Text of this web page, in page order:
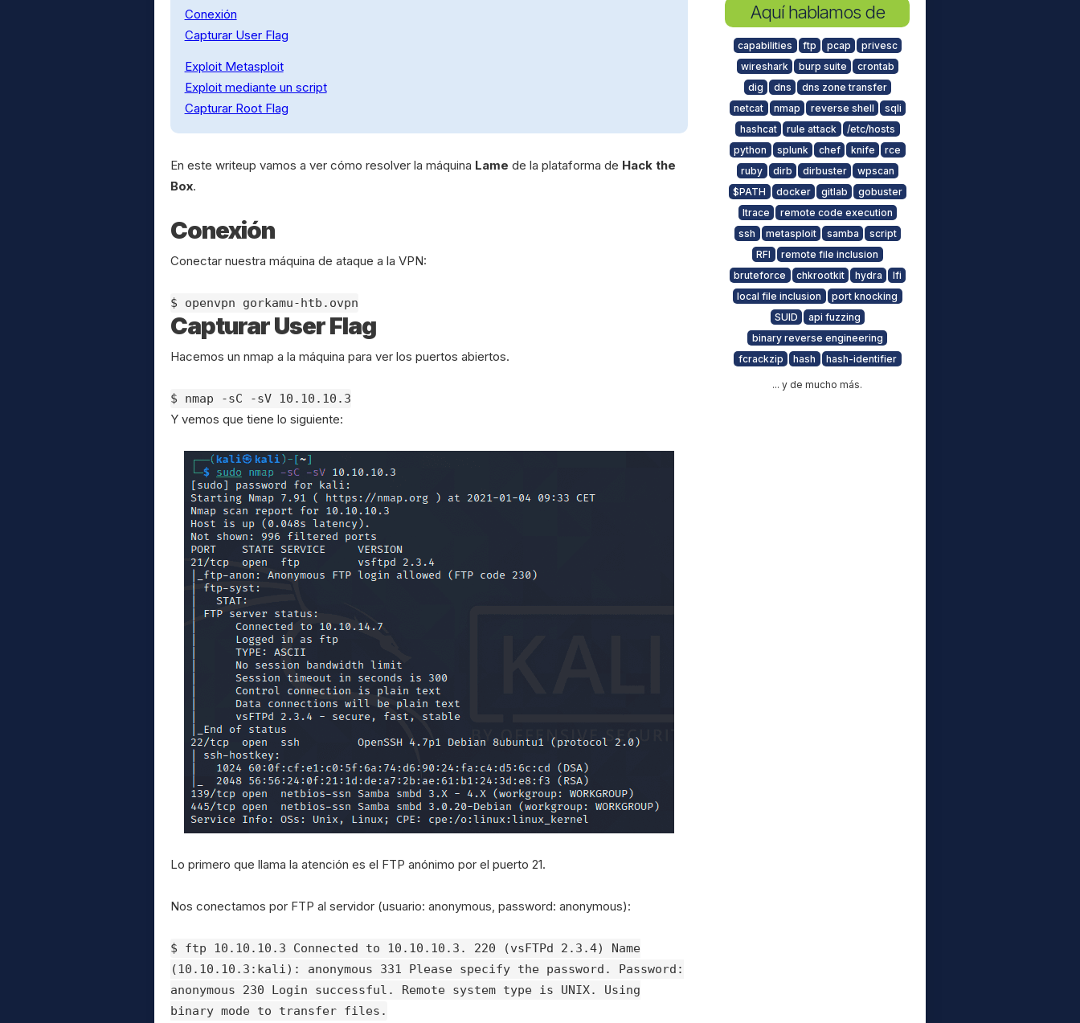
Conexión
Capturar User Flag
Exploit Metasploit
Exploit mediante un script
Capturar Root Flag
En este writeup vamos a ver cómo resolver la máquina Lame de la plataforma de Hack the
Box.
Conexión
Conectar nuestra máquina de ataque a la VPN:
$ openvpn gorkamu-htb.ovpn
Capturar User Flag
Hacemos un nmap a la máquina para ver los puertos abiertos.
$ nmap -sC -sV 10.10.10.3
Y vemos que tiene lo siguiente:
Lo primero que llama la atención es el FTP anónimo por el puerto 21.
Nos conectamos por FTP al servidor (usuario: anonymous, password: anonymous):
$ ftp 10.10.10.3 Connected to 10.10.10.3. 220 (vsFTPd 2.3.4) Name
(10.10.10.3:kali): anonymous 331 Please specify the password. Password:
anonymous 230 Login successful. Remote system type is UNIX. Using
binary mode to transfer files.
Aquí hablamos de
capabilities ftp pcap
privesc
wireshark
burp suite
crontab
dig
dns
dns zone transfer
netcat
nmap reverse shell
sqli
hashcat
rule attack
/etc/hosts
python
splunk chef knife
rce
ruby
dirb dirbuster
wpscan
$PATH
docker gitlab
gobuster
ltrace
remote code execution
ssh
metasploit samba
script
RFI
remote file inclusion
bruteforce
chkrootkit hydra
lfi
local file inclusion
port knocking
SUID
api fuzzing
binary reverse engineering
fcrackzip
hash hash-identifier
... y de mucho más.